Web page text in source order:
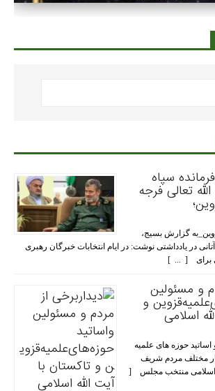
سپاه
تعالی فرجه
گزارش بسیج،
در یادداشتی نوشت: در ایام انتخابات خبرگان رهبری
برای [ ... ]
و مسئولین
و
اسلامی
حوزه های علمیه
مختلف مردم شریف
اسلامی منتخب مجلس [